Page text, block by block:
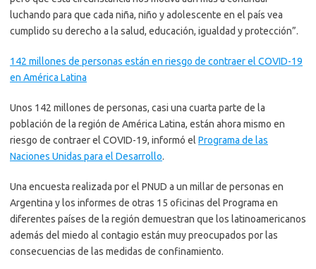
luchando para que cada niña, niño y adolescente en el país vea
cumplido su derecho a la salud, educación, igualdad y protección”.
142 millones de personas están en riesgo de contraer el COVID-19
en América Latina
Unos 142 millones de personas, casi una cuarta parte de la
población de la región de América Latina, están ahora mismo en
riesgo de contraer el COVID-19, informó el Programa de las
Naciones Unidas para el Desarrollo.
Una encuesta realizada por el PNUD a un millar de personas en
Argentina y los informes de otras 15 oficinas del Programa en
diferentes países de la región demuestran que los latinoamericanos
además del miedo al contagio están muy preocupados por las
consecuencias de las medidas de confinamiento.